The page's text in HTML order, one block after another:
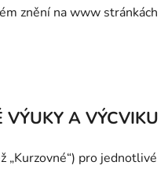
znění na www stránkách
A VÝCVIKU
„Kurzovné“) pro jednotlivé